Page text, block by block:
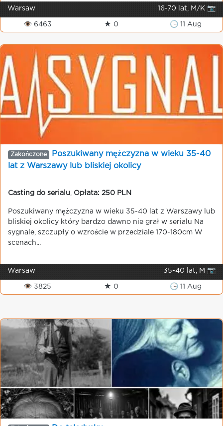
Warsaw 16-70 lat, M/K 📷
👁 6463 ★ 0 🕒 11 Aug
Zakończone
Poszukiwany mężczyzna w wieku 35-40
lat z Warszawy lub bliskiej okolicy
Casting do serialu Opłata: 250 PLN
Poszukiwany mężczyzna w wieku 35-40 lat z Warszawy lub
bliskiej okolicy który bardzo dawno nie grał w serialu Na
sygnale, szczupły o wzroście w przedziale 170-180cm W
scenach...
Warsaw 35-40 lat, M 📷
👁 3825 ★ 0 🕒 11 Aug